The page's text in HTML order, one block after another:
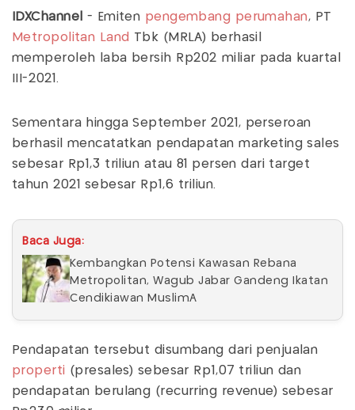
IDXChannel - Emiten pengembang perumahan, PT
Metropolitan Land Tbk (MRLA) berhasil
memperoleh laba bersih Rp202 miliar pada kuartal
III-2021.
Sementara hingga September 2021, perseroan
berhasil mencatatkan pendapatan marketing sales
sebesar Rp1,3 triliun atau 81 persen dari target
tahun 2021 sebesar Rp1,6 triliun.
Baca Juga:
Kembangkan Potensi Kawasan Rebana
Metropolitan, Wagub Jabar Gandeng Ikatan
Cendikiawan MuslimÂ
Pendapatan tersebut disumbang dari penjualan
properti (presales) sebesar Rp1,07 triliun dan
pendapatan berulang (recurring revenue) sebesar